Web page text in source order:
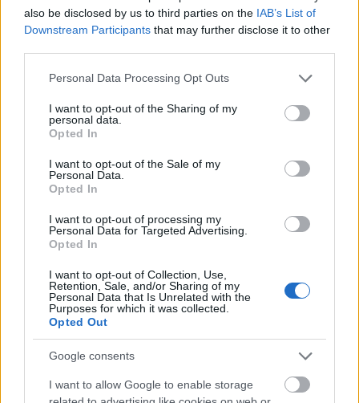
also be disclosed by us to third parties on the IAB’s List of
Downstream Participants that may further disclose it to other
Please note that this website/app uses one or more Google
not limited to your visit or usage behaviour. You may click to
grant or deny consent to Google and its third-party tags to
use your data for below specified purposes in below Google
consent section.
Personal Data Processing Opt Outs
I want to opt-out of the Sharing of my
personal data.
Opted In
I want to opt-out of the Sale of my
Personal Data.
Opted In
I want to opt-out of processing my
Personal Data for Targeted Advertising.
Opted In
I want to opt-out of Collection, Use,
Retention, Sale, and/or Sharing of my
Personal Data that Is Unrelated with the
Purposes for which it was collected.
Opted Out
Google consents
I want to allow Google to enable storage
John Milius: Vörös hajnal (1984)
Hidegháború és paranoia a Reagan-érában
Tenebra•
A nyolcvanas évek Hollywoodja sokak szerint
tökéletesen lekövette az újkonzervatív ideológiát,
melyet a Reagan-adminisztráció közvetített és a
társadalom is magáévá tett a vietnami katasztrófa
utáni kiábrándulás és az ismét fellángoló
hidegháborús pánik következményeként. A
legkeményebb ebből a…